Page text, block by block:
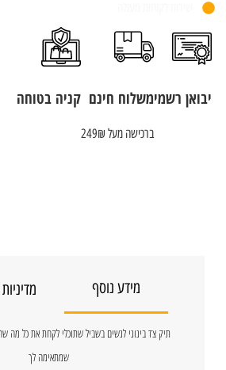
יבואן רשמימשלוח חינם
ברכישה מעל 249₪
קניה בטוחה
מידע נוסף
תיק צד בינוני לנשים בשביל שתוכלי לקחת את כל מה
שמתאימה לך